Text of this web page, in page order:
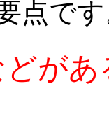
点で
が